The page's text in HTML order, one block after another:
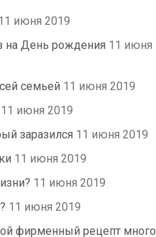
июня 2019
на День рождения 11 июня
семьей 11 июня 2019
11 июня 2019
заразился 11 июня 2019
11 июня 2019
11 июня 2019
11 июня 2019
фирменный рецепт много